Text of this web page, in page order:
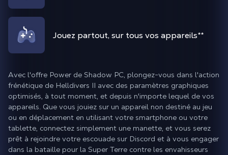
Jouez partout, sur tous vos appareils**
Avec l'offre Power de Shadow PC, plongez-vous dans l'action
frénétique de Helldivers II avec des paramètres graphiques
optimisés, à tout moment, et depuis n'importe lequel de vos
appareils. Que vous jouiez sur un appareil non destiné au jeu
ou en déplacement en utilisant votre smartphone ou votre
tablette, connectez simplement une manette, et vous serez
prêt à rejoindre votre escouade sur Discord et à vous engager
dans la bataille pour la Super Terre contre les envahisseurs